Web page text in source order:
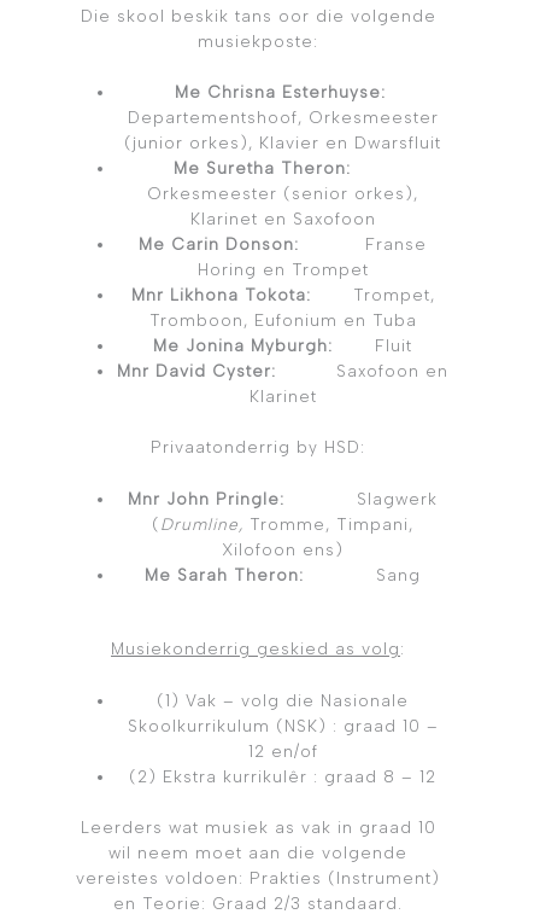
Die skool beskik tans oor die volgende
musiekposte:
Me Chrisna Esterhuyse:
Departementshoof, Orkesmeester
(junior orkes), Klavier en Dwarsfluit
Me Suretha Theron:
Orkesmeester (senior orkes),
Klarinet en Saxofoon
Me Carin Donson: Franse
Horing en Trompet
Mnr Likhona Tokota: Trompet,
Tromboon, Eufonium en Tuba
Me Jonina Myburgh: Fluit
Mnr David Cyster: Saxofoon en
Klarinet
Privaatonderrig by HSD:
Mnr John Pringle: Slagwerk
(Drumline, Tromme, Timpani,
Xilofoon ens)
Me Sarah Theron: Sang
Musiekonderrig geskied as volg:
(1) Vak – volg die Nasionale
Skoolkurrikulum (NSK) : graad 10 –
12 en/of
(2) Ekstra kurrikulêr : graad 8 – 12
Leerders wat musiek as vak in graad 10
wil neem moet aan die volgende
vereistes voldoen: Prakties (Instrument)
en Teorie: Graad 2/3 standaard.